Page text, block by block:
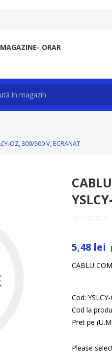
ORAR
OZ, 300/500 V, ECRANAT
5,48 lei
CABLU
Cod:
Cod la
Pret pe
Please